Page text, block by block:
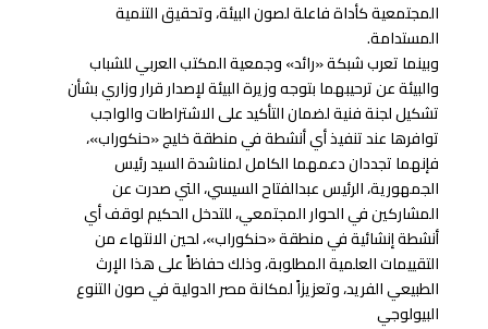
المجتمعية كأداة فاعلة لصون البيئة، وتحقيق التنمية
المستدامة.
وبينما تعرب شبكة «رائد» وجمعية المكتب العربي للشباب
والبيئة عن ترحيبهما بتوجه وزيرة البيئة لإصدار قرار وزاري بشأن
تشكيل لجنة فنية لضمان التأكيد على الاشتراطات والواجب
توافرها عند تنفيذ أي أنشطة في منطقة خليج «حنكوراب»،
فإنهما تجددان دعمهما الكامل لمناشدة السيد رئيس
الجمهورية، الرئيس عبدالفتاح السيسي، التي صدرت عن
المشاركين في الحوار المجتمعي، للتدخل الحكيم لوقف أي
أنشطة إنشائية في منطقة «حنكوراب»، لحين الانتهاء من
التقييمات العلمية المطلوبة، وذلك حفاظاً على هذا الإرث
الطبيعي الفريد، وتعزيزاً لمكانة مصر الدولية في صون التنوع
البيولوجي